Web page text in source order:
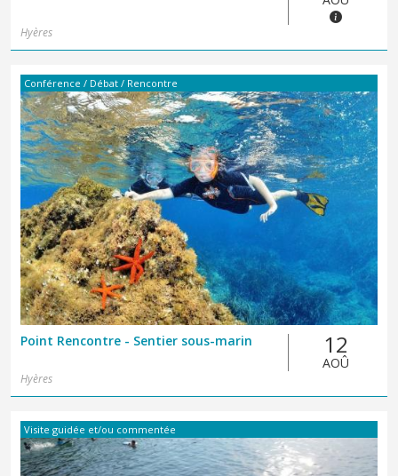
Hyères
Conférence / Débat / Rencontre
Point Rencontre - Sentier sous-marin 12
AOÛ
Hyères
Visite guidée et/ou commentée